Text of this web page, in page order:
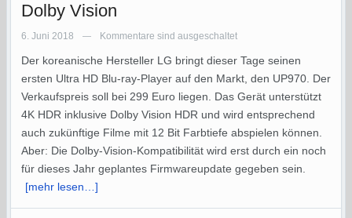
Dolby Vision
6. Juni 2018 — Kommentare sind ausgeschaltet
Der koreanische Hersteller LG bringt dieser Tage seinen
ersten Ultra HD Blu-ray-Player auf den Markt, den UP970. Der
Verkaufspreis soll bei 299 Euro liegen. Das Gerät unterstützt
4K HDR inklusive Dolby Vision HDR und wird entsprechend
auch zukünftige Filme mit 12 Bit Farbtiefe abspielen können.
Aber: Die Dolby-Vision-Kompatibilität wird erst durch ein noch
für dieses Jahr geplantes Firmwareupdate gegeben sein.
[mehr lesen…]